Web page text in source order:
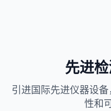
先进
引进国际先进仪器设
性和